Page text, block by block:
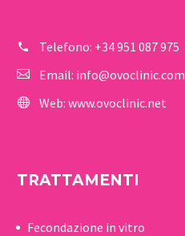
Telefono: +34 951 087 975
Email: info@ovoclinic.com
Web: www.ovoclinic.net
TRATTAMENTI
Fecondazione in vitro